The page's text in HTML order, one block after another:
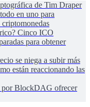
de Tim Draper
en uno para
criptomonedas
Cinco ICO
para obtener
se niega a subir más
están reaccionando las
por BlockDAG ofrecer